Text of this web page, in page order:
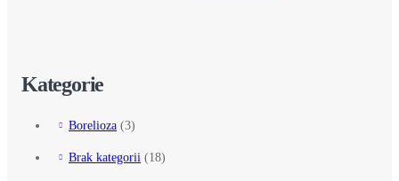
Kategorie
Borelioza (3)
Brak kategorii (18)